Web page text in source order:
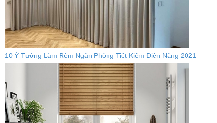
10 Ý Tưởng Làm Rèm Ngăn Phòng Tiết Kiêm Điên Năng 2021